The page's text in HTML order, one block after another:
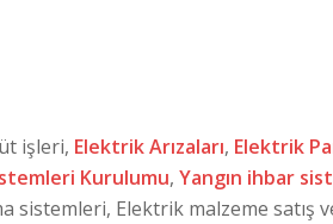
işleri, Elektrik Arızaları, Elektrik
Kurulumu,Yangın ihbar
sistemleri, Elektrik malzeme satış